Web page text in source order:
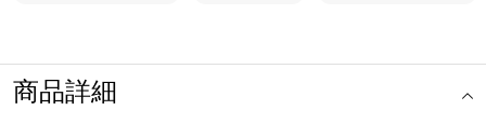
商品詳細